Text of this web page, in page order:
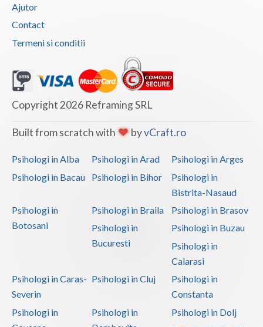
Ajutor
Contact
Termeni si conditii
Copyright 2026 Reframing SRL
Built from scratch with byvCraft.ro
Psihologi in Alba Psihologi in Arad
Psihologi in Arges
Psihologi in Bacau
Psihologi in Bihor
Psihologi in
Bistrita-Nasaud
Psihologi in
Botosani
Psihologi in Braila
Psihologi in Brasov
Psihologi in
Bucuresti
Psihologi in Buzau
Psihologi in
Calarasi
Psihologi in Caras-
Severin
Psihologi in Cluj
Psihologi in
Constanta
Psihologi in
Psihologi in
Psihologi in Dolj